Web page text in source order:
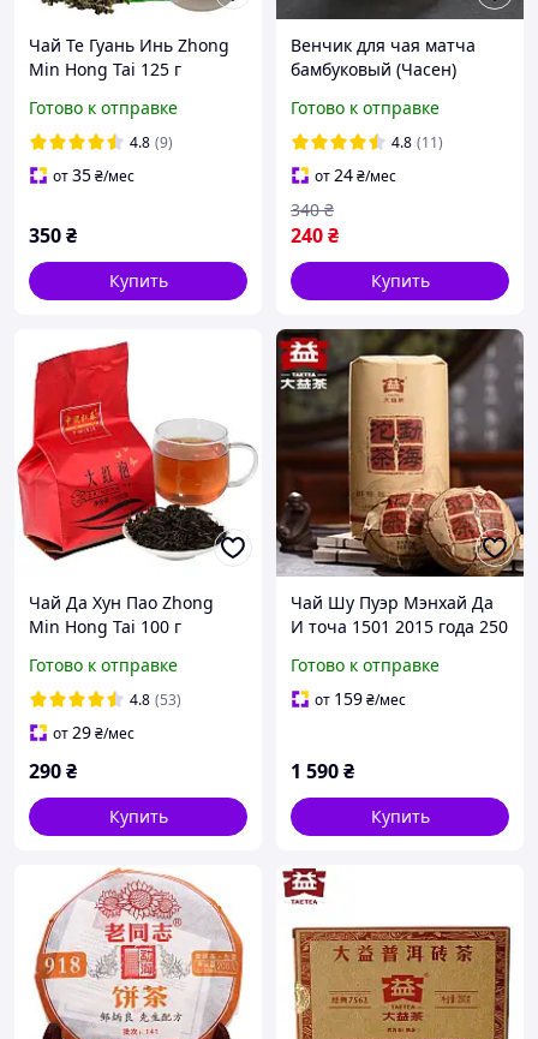
Чай Те Гуань Инь Zhong
Min Hong Tai 125 г
Готово к отправке
4.8 (9)
от35₴/мес
350₴
Купить
Венчик для чая матча
бамбуковый (Часен)
Готово к отправке
4.8 (11)
от24₴/мес
240₴
340 ₴
Купить
Чай Да Хун Пао Zhong
Min Hong Tai 100 г
Готово к отправке
4.8 (53)
от29₴/мес
290₴
Купить
Чай Шу Пуэр Мэнхай Да
И точа 1501 2015 года 250
Готово к отправке
от 159₴/мес
1 590₴
Купить